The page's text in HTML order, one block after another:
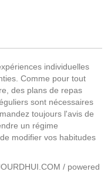
individuelles
Comme pour tout
des plans de repas
sont nécessaires
toujours l'avis de
un régime
modifier vos habitudes
/ powered